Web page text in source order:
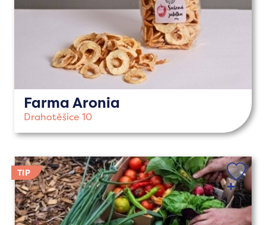
Farma Aronia
Drahotěšice 10